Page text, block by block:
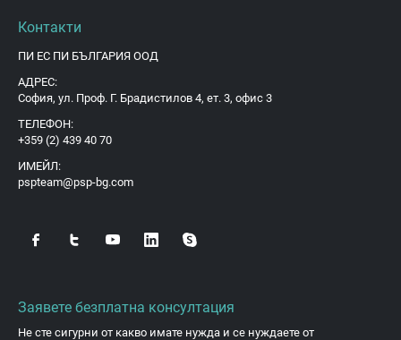
Контакти
ПИ ЕС ПИ БЪЛГАРИЯ ООД
АДРЕС:
София, ул. Проф. Г. Брадистилов 4, ет. 3, офис 3
ТЕЛЕФОН:
+359 (2) 439 40 70
ИМЕЙЛ:
pspteam@psp-bg.com
Заявете безплатна консултация
Не сте сигурни от какво имате нужда и се нуждаете от